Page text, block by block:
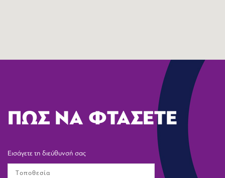
ΠΩΣ ΝΑ ΦΤΑΣΕΤΕ
Εισάγετε τη διεύθυνσή σας